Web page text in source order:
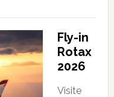
Fly-in
Rotax
2026
Visite